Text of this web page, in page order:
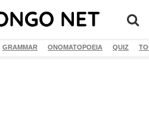
GRAMMAR ONOMATOPOEIA QUIZ